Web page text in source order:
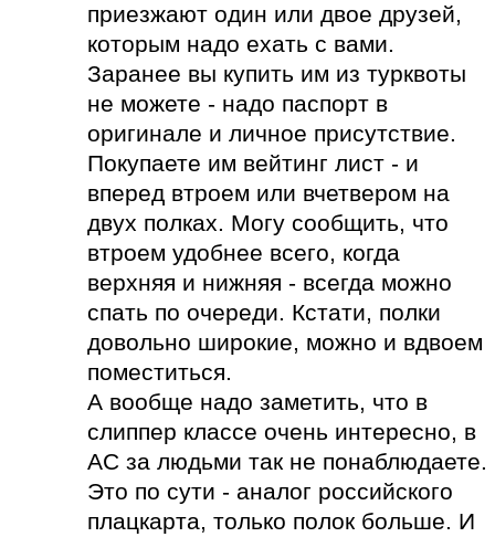
приезжают один или двое друзей,
которым надо ехать с вами.
Заранее вы купить им из турквоты
не можете - надо паспорт в
оригинале и личное присутствие.
Покупаете им вейтинг лист - и
вперед втроем или вчетвером на
двух полках. Могу сообщить, что
втроем удобнее всего, когда
верхняя и нижняя - всегда можно
спать по очереди. Кстати, полки
довольно широкие, можно и вдвоем
поместиться.
А вообще надо заметить, что в
слиппер классе очень интересно, в
АС за людьми так не понаблюдаете.
Это по сути - аналог российского
плацкарта, только полок больше. И